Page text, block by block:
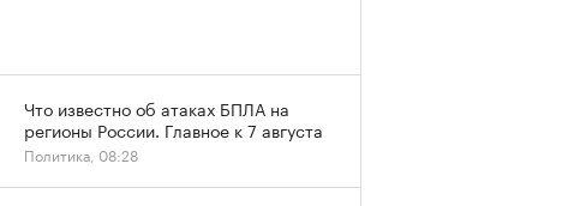
Что известно об атаках БПЛА на
регионы России. Главное к 7 августа
Политика, 08:28